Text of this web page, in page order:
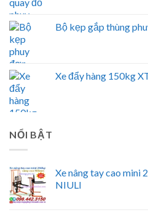
Bộ kẹp gắp thùng
Xe đẩy hàng 150kg
NỔI BẬT
Xe nâng tay cao mini
NIULI